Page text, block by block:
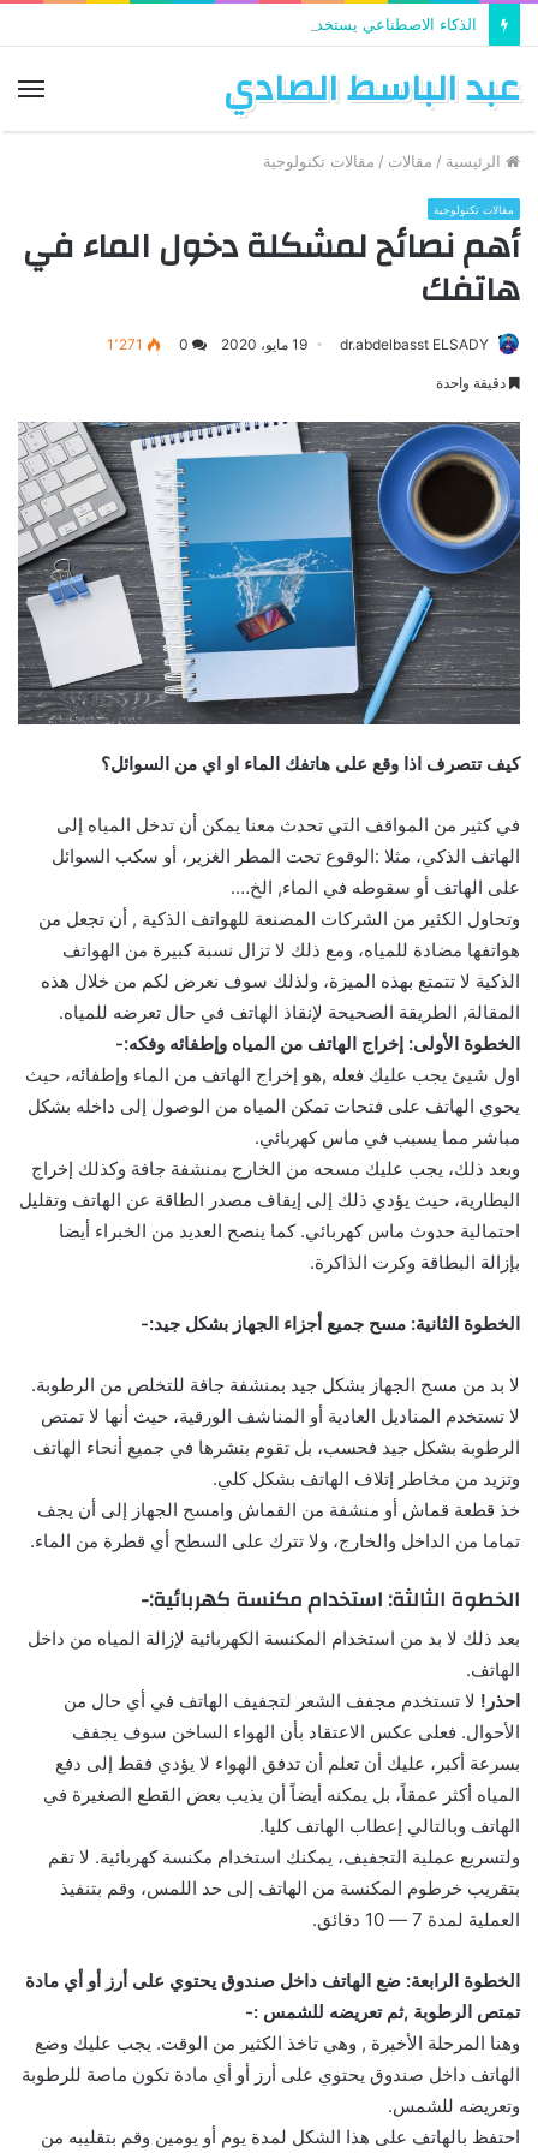
الذكاء الاصطناعي يستخدم في تطوير التعليم
عبد الباسط الصادي
الرئيسية / مقالات / مقالات تكنولوجية
مقالات تكنولوجية
أهم نصائح لمشكلة دخول الماء في
هاتفك
dr.abdelbasst ELSADY 19 مايو، 2020 0 1٬271
دقيقة واحدة
كيف تتصرف اذا وقع على هاتفك الماء او اي من السوائل؟
في كثير من المواقف التي تحدث معنا يمكن أن تدخل المياه إلى
الهاتف الذكي، مثلا :الوقوع تحت المطر الغزير، أو سكب السوائل
على الهاتف أو سقوطه في الماء, الخ….
وتحاول الكثير من الشركات المصنعة للهواتف الذكية , أن تجعل من
هواتفها مضادة للمياه، ومع ذلك لا تزال نسبة كبيرة من الهواتف
الذكية لا تتمتع بهذه الميزة، ولذلك سوف نعرض لكم من خلال هذه
المقالة, الطريقة الصحيحة لإنقاذ الهاتف في حال تعرضه للمياه.
الخطوة الأولى: إخراج الهاتف من المياه وإطفائه وفكه:-
اول شيئ يجب عليك فعله ,هو إخراج الهاتف من الماء وإطفائه، حيث
يحوي الهاتف على فتحات تمكن المياه من الوصول إلى داخله بشكل
مباشر مما يسبب في ماس كهربائي.
وبعد ذلك، يجب عليك مسحه من الخارج بمنشفة جافة وكذلك إخراج
البطارية، حيث يؤدي ذلك إلى إيقاف مصدر الطاقة عن الهاتف وتقليل
احتمالية حدوث ماس كهربائي. كما ينصح العديد من الخبراء أيضا
بإزالة البطاقة وكرت الذاكرة.
الخطوة الثانية: مسح جميع أجزاء الجهاز بشكل جيد:-
لا بد من مسح الجهاز بشكل جيد بمنشفة جافة للتخلص من الرطوبة.
لا تستخدم المناديل العادية أو المناشف الورقية، حيث أنها لا تمتص
الرطوبة بشكل جيد فحسب، بل تقوم بنشرها في جميع أنحاء الهاتف
وتزيد من مخاطر إتلاف الهاتف بشكل كلي.
خذ قطعة قماش أو منشفة من القماش وامسح الجهاز إلى أن يجف
تماما من الداخل والخارج، ولا تترك على السطح أي قطرة من الماء.
الخطوة الثالثة: استخدام مكنسة كهربائية:-
بعد ذلك لا بد من استخدام المكنسة الكهربائية لإزالة المياه من داخل
الهاتف.
احذر! لا تستخدم مجفف الشعر لتجفيف الهاتف في أي حال من
الأحوال. فعلى عكس الاعتقاد بأن الهواء الساخن سوف يجفف
بسرعة أكبر، عليك أن تعلم أن تدفق الهواء لا يؤدي فقط إلى دفع
المياه أكثر عمقاً، بل يمكنه أيضاً أن يذيب بعض القطع الصغيرة في
الهاتف وبالتالي إعطاب الهاتف كليا.
ولتسريع عملية التجفيف، يمكنك استخدام مكنسة كهربائية. لا تقم
بتقريب خرطوم المكنسة من الهاتف إلى حد اللمس، وقم بتنفيذ
العملية لمدة 7 — 10 دقائق.
الخطوة الرابعة: ضع الهاتف داخل صندوق يحتوي على أرز أو أي مادة
تمتص الرطوبة ,ثم تعريضه للشمس :-
وهنا المرحلة الأخيرة , وهي تاخذ الكثير من الوقت. يجب عليك وضع
الهاتف داخل صندوق يحتوي على أرز أو أي مادة تكون ماصة للرطوبة
وتعريضه للشمس.
احتفظ بالهاتف على هذا الشكل لمدة يوم أو يومين وقم بتقليبه من